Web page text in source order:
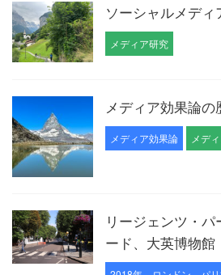
ソーシャルメデ
メディア研究
メディア効果論の
メディア効果論 メデ
リージェンツ・
ード、大英博物館